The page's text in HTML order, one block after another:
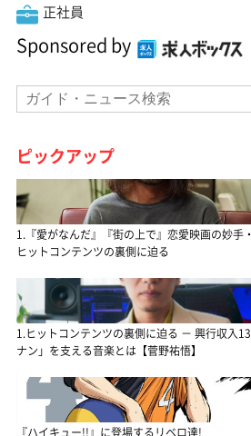
正社員
Sponsored by
ピックアップ
1.『愛がなんだ』『街の上で』恋愛映画の妙手
ヒットコンテンツの裏側に迫る
1.ヒットコンテンツの裏側に迫る － 興行収入
ナン」を支える音楽とは【菅野祐悟】
『ハイキュー!!』に登場するリベロ達!